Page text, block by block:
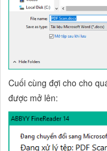
Cuối cùng đợi cho cho
được mở lên: